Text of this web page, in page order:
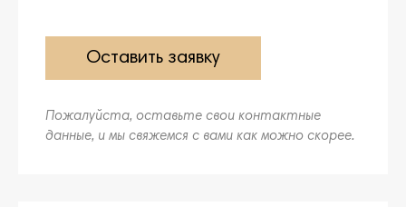
Оставить заявку
Пожалуйста, оставьте свои контактные
данные, и мы свяжемся с вами как можно скорее.